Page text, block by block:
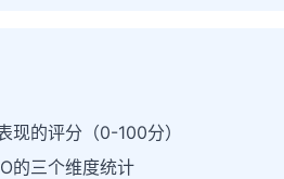
现的评分（0-100分）
的三个维度统计